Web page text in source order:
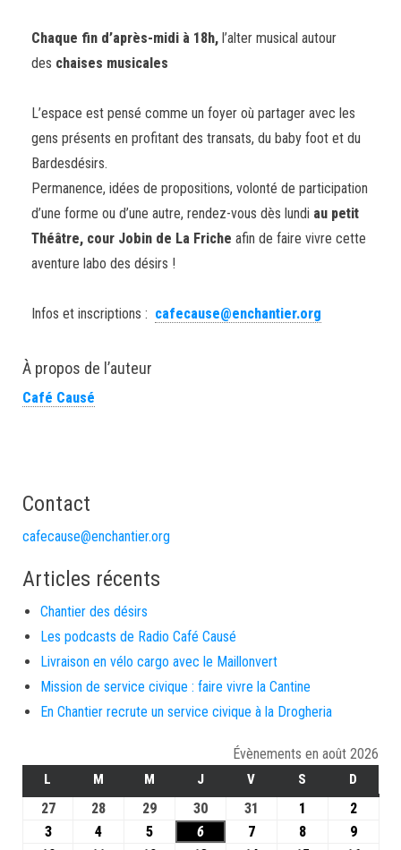
Chaque fin d’après-midi à 18h, l’alter musical autour
des chaises musicales
L’espace est pensé comme un foyer où partager avec les
gens présents en profitant des transats, du baby foot et du
Bardesdésirs.
Permanence, idées de propositions, volonté de participation
d’une forme ou d’une autre, rendez-vous dès lundi au petit
Théâtre, cour Jobin de La Friche afin de faire vivre cette
aventure labo des désirs !
Infos et inscriptions : cafecause@enchantier.org
À propos de l’auteur
Café Causé
Contact
cafecause@enchantier.org
Articles récents
Chantier des désirs
Les podcasts de Radio Café Causé
Livraison en vélo cargo avec le Maillonvert
Mission de service civique : faire vivre la Cantine
En Chantier recrute un service civique à la Drogheria
Évènements en août 2026
L M M J V S D
27 28 29 30 31 1
2
3
4 5 6 7 8
9